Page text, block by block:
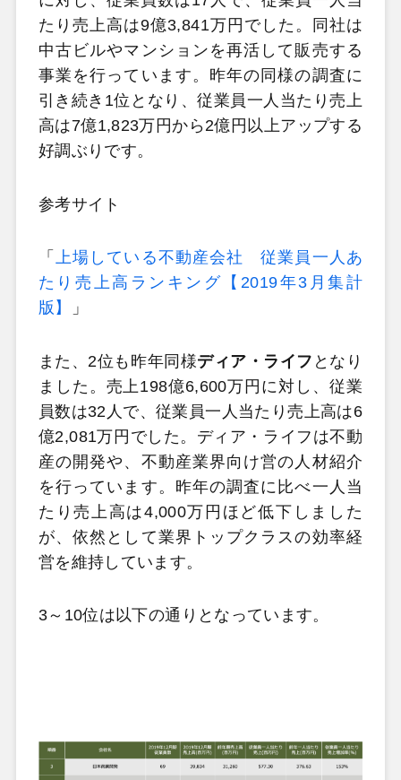
たり売上高は9億3,841万円でした。同社は
中古ビルやマンションを再活して販売する
事業を行っています。昨年の同様の調査に
引き続き1位となり、従業員一人当たり売上
高は7億1,823万円から2億円以上アップする
好調ぶりです。
参考サイト
「上場している不動産会社 従業員一人あ
たり売上高ランキング【2019年3月集計
版】
」
また、2位も昨年同様ディア・ライフ となり
ました。売上198億6,600万円に対し、従業
員数は32人で、従業員一人当たり売上高は6
億2,081万円でした。ディア・ライフは不動
産の開発や、不動産業界向け営の人材紹介
を行っています。昨年の調査に比べ一人当
たり売上高は4,000万円ほど低下しました
が、依然として業界トップクラスの効率経
営を維持しています。
3～10位は以下の通りとなっています。